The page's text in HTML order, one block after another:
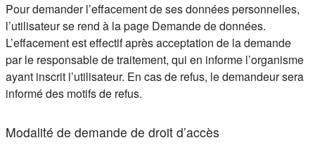
Pour demander l’effacement de ses données personnelles,
l’utilisateur se rend à la page Demande de données.
L’effacement est effectif après acceptation de la demande
par le responsable de traitement, qui en informe l’organisme
ayant inscrit l’utilisateur. En cas de refus, le demandeur sera
informé des motifs de refus.
Modalité de demande de droit d’accès